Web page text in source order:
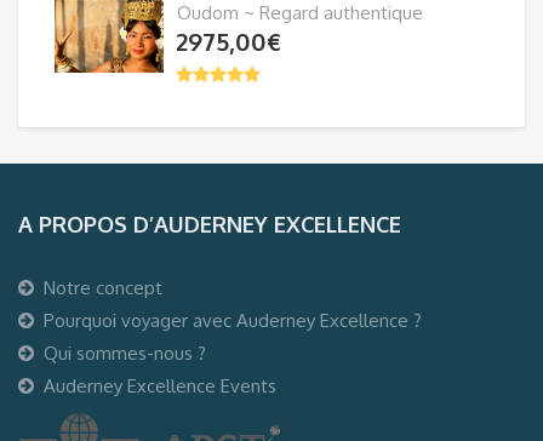
Oudom ~ Regard authentique
2975,00€
A PROPOS D’AUDERNEY EXCELLENCE
Notre concept
Pourquoi voyager avec Auderney Excellence ?
Qui sommes-nous ?
Auderney Excellence Events